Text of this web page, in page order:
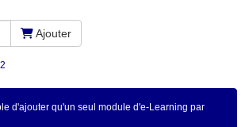
Ajouter
d'ajouter qu'un seul module d'e-Learning par